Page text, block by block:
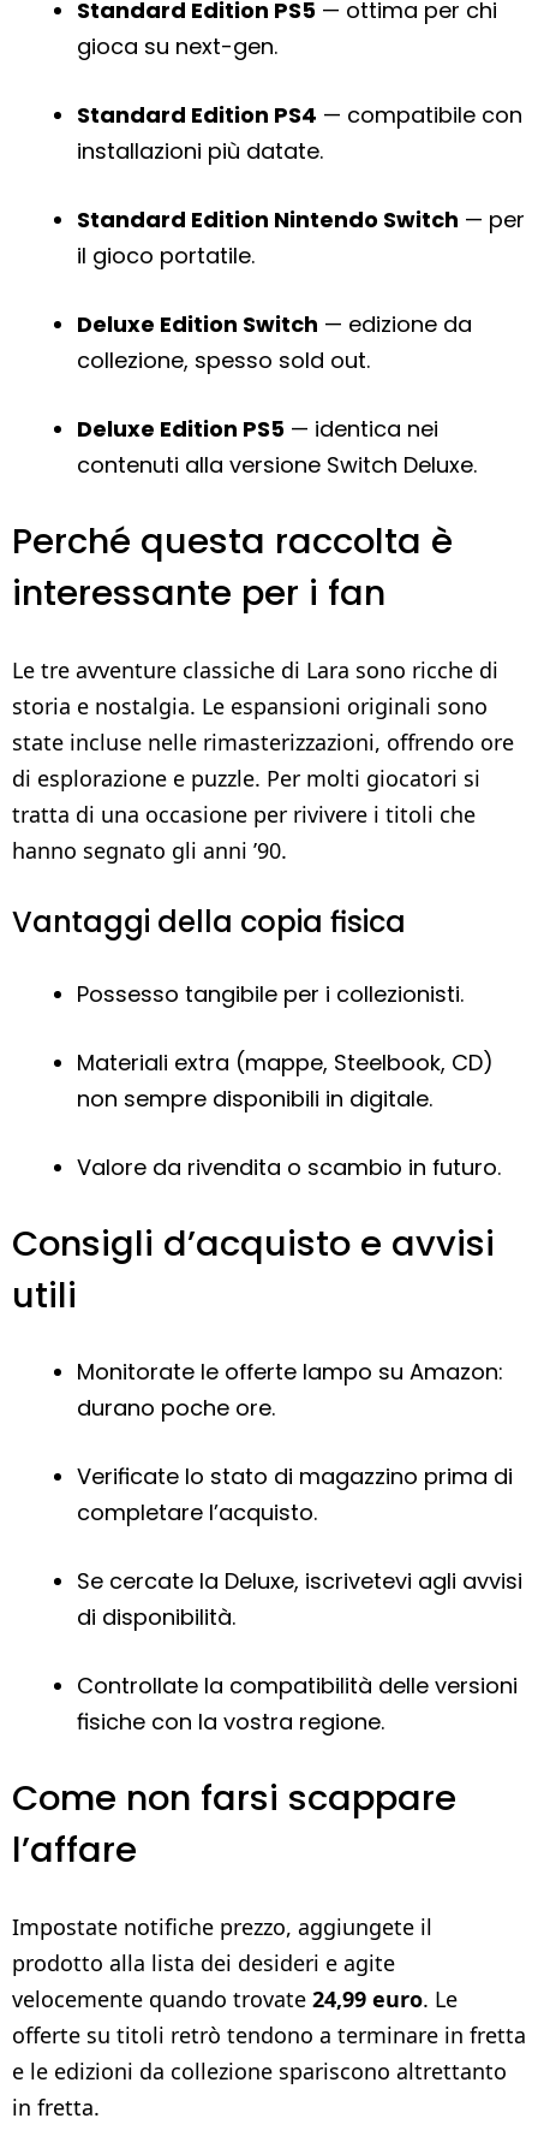
Standard Edition PS5 — ottima per chi
gioca su next-gen.
Standard Edition PS4 — compatibile con
installazioni più datate.
Standard Edition Nintendo Switch — per
il gioco portatile.
Deluxe Edition Switch — edizione da
collezione, spesso sold out.
Deluxe Edition PS5 — identica nei
contenuti alla versione Switch Deluxe.
Perché questa raccolta è
interessante per i fan
Le tre avventure classiche di Lara sono ricche di
storia e nostalgia. Le espansioni originali sono
state incluse nelle rimasterizzazioni, offrendo ore
di esplorazione e puzzle. Per molti giocatori si
tratta di una occasione per rivivere i titoli che
hanno segnato gli anni ’90.
Vantaggi della copia fisica
Possesso tangibile per i collezionisti.
Materiali extra (mappe, Steelbook, CD)
non sempre disponibili in digitale.
Valore da rivendita o scambio in futuro.
Consigli d’acquisto e avvisi
utili
Monitorate le offerte lampo su Amazon:
durano poche ore.
Verificate lo stato di magazzino prima di
completare l’acquisto.
Se cercate la Deluxe, iscrivetevi agli avvisi
di disponibilità.
Controllate la compatibilità delle versioni
fisiche con la vostra regione.
Come non farsi scappare
l’affare
Impostate notifiche prezzo, aggiungete il
prodotto alla lista dei desideri e agite
velocemente quando trovate 24,99 euro. Le
offerte su titoli retrò tendono a terminare in fretta
e le edizioni da collezione spariscono altrettanto
in fretta.